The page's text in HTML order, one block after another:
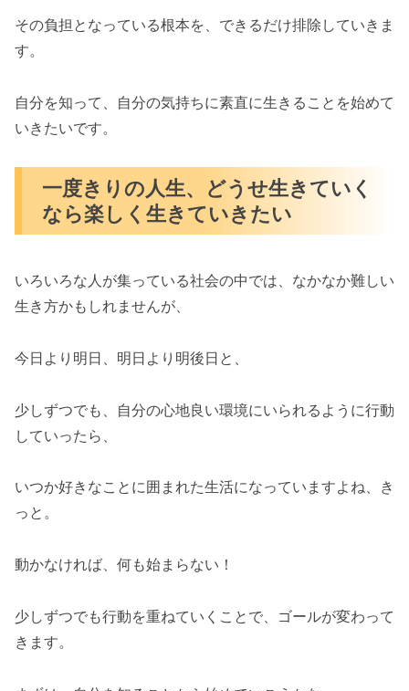
その負担となっている根本を、できるだけ排除していきま
す。
自分を知って、自分の気持ちに素直に生きることを始めて
いきたいです。
一度きりの人生、どうせ生きていく
なら楽しく生きていきたい
いろいろな人が集っている社会の中では、なかなか難しい
生き方かもしれませんが、
今日より明日、明日より明後日と、
少しずつでも、自分の心地良い環境にいられるように行動
していったら、
いつか好きなことに囲まれた生活になっていますよね、き
っと。
動かなければ、何も始まらない！
少しずつでも行動を重ねていくことで、ゴールが変わって
きます。